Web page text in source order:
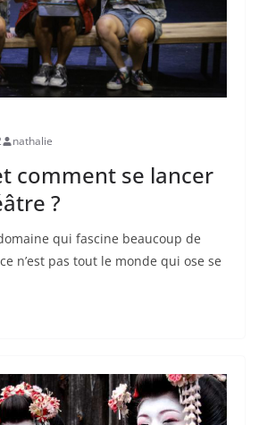
nathalie
comment se lancer
?
qui fascine beaucoup de
n’est pas tout le monde qui ose se